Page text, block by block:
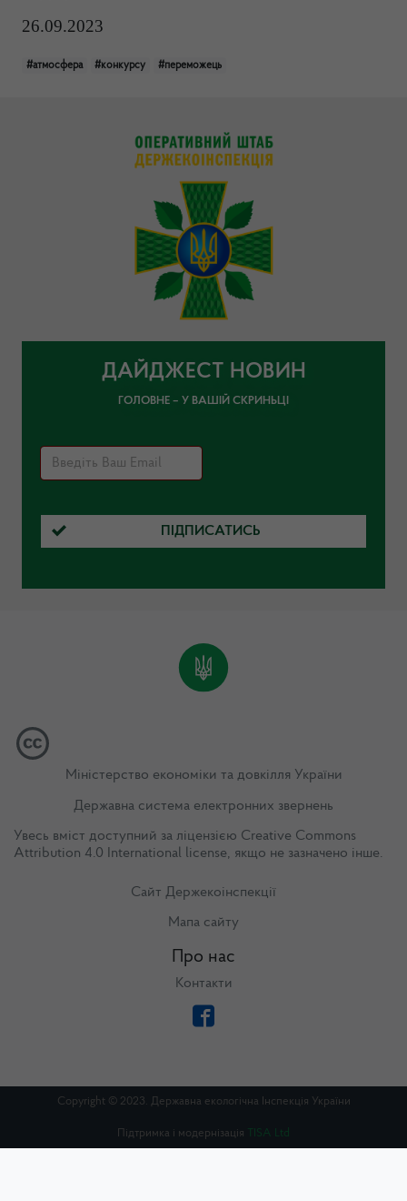
26.09.2023
#атмосфера #конкурсу #переможець
ДАЙДЖЕСТ НОВИН
ГОЛОВНЕ – У ВАШІЙ СКРИНЬЦІ
ПІДПИСАТИСЬ
Міністерство економіки та довкілля України
Державна система електронних звернень
Увесь вміст доступний за ліцензією Creative Commons
Attribution 4.0 International license, якщо не зазначено інше.
Сайт Держекоінспекції
Мапа сайту
Про нас
Контакти
Copyright © 2023. Державна екологічна Інспекція України
Підтримка і модернізація TISA Ltd